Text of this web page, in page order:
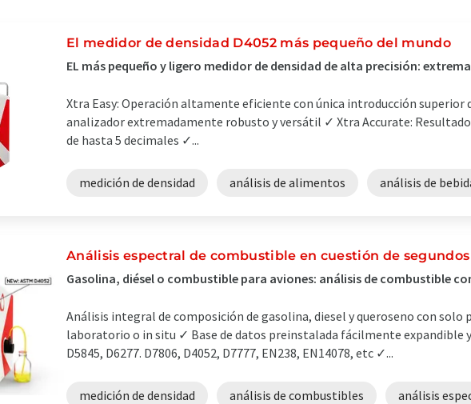
El medidor de densidad D4052 más pequeño del mundo
EL más pequeño y ligero medidor de densidad de alta precisión:
Xtra Easy: Operación altamente eficiente con única introducción superior
analizador extremadamente robusto y versátil ✓ Xtra Accurate:
de hasta 5 decimales ✓...
medición de densidad análisis de alimentos análisis de
Análisis espectral de combustible en cuestión de segundos
Gasolina, diésel o combustible para aviones: análisis de combustible
Análisis integral de composición de gasolina, diesel y queroseno con solo
laboratorio o in situ ✓ Base de datos preinstalada fácilmente expandible
D5845, D6277. D7806, D4052, D7777, EN238, EN14078, etc ✓...
medición de densidad análisis de combustibles análisis